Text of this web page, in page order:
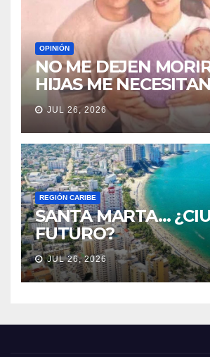
OPINIÓN
NO ME DEJEN
HIJAS ME
JUL 26, 2026
REGIÓN CARIBE
SANTA MARTA…
FUTURO?
JUL 26, 2026